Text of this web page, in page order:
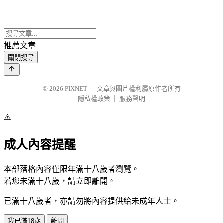
推薦文章
關閉搜尋
© 2026 PIXNET
文章與圖片權利屬原作者所有
隱私權政策
服務聲明
⚠️
成人內容提醒
本部落格內容僅限年滿十八歲者瀏覽。
若您未滿十八歲，請立即離開。
已滿十八歲者，亦請勿將內容提供給未成年人士。
我已滿18歲 離開